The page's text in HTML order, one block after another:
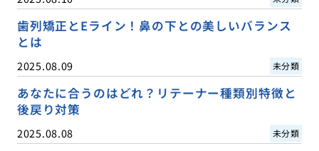
歯列矯正とEライン！鼻の下との美しいバランス
とは
2025.08.09 未分類
あなたに合うのはどれ？リテーナー種類別特徴と
後戻り対策
2025.08.08 未分類